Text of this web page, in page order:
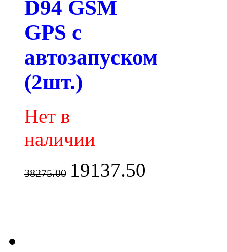
D94 GSM
GPS с
автозапуском
(2шт.)
Нет в
наличии
38275.00 19137.50